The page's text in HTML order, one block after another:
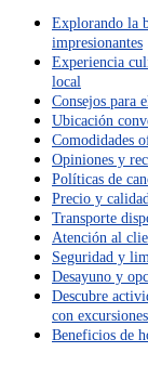
Explorando la
impresionantes
Experiencia
local
Consejos para
Ubicación
Comodidades
Opiniones y
Políticas de
Precio y
Transporte
Atención al
Seguridad y
Desayuno y
Descubre
con
Beneficios de